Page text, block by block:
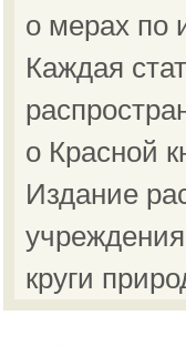
о мерах по
Каждая
о Красной
Издание
круги